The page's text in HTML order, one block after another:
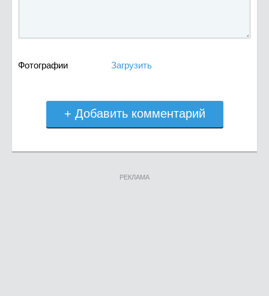
Фотографии Загрузить
+ Добавить комментарий
РЕКЛАМА